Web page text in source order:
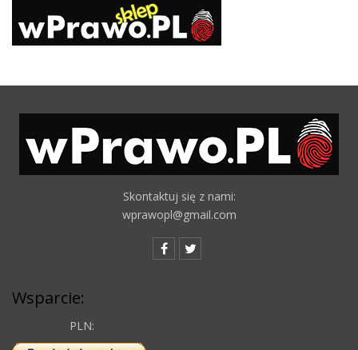
Skontaktuj się z nami:
wprawopl@gmail.com
Wsparcie:
PLN: